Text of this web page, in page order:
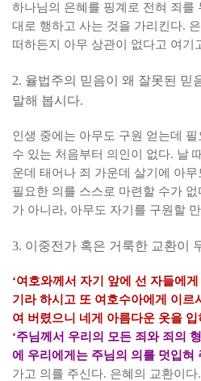
하나님의 은혜를 핑계로 전혀 죄를
대로 행하고 사는 것을 가리킨다.
떠하든지 아무 상관이 없다고 여기
2. 율법주의 믿음이 왜 잘못된 믿
말해 봅시다.
인생 중에는 아무도 구원 얻는데 필
수 있는 처음부터 의인이 없다. 날
운데 태어나 죄 가운데 살기에 아무
필요한 의를 스스로 마련할 수가 없
가 아니라, 아무도 자기를 구원할
3. 이중전가 혹은 거룩한 교환이
‘여호와께서 자기 앞에 선 자들에
기라 하시고 또 여호수아에게 이르
여 버렸으니 네게 아름다운 옷을 입
‘주님께서 우리의 모든 죄와 죄의
에 우리에게는 주님의 의를 덧입혀
가고 의를 주신다. 은혜의 교환이다.